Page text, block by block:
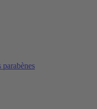
parabènes